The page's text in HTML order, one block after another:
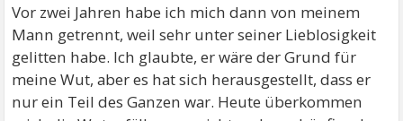
Vor zwei Jahren habe ich mich dann von meinem
Mann getrennt, weil sehr unter seiner Lieblosigkeit
gelitten habe. Ich glaubte, er wäre der Grund für
meine Wut, aber es hat sich herausgestellt, dass er
nur ein Teil des Ganzen war. Heute überkommen